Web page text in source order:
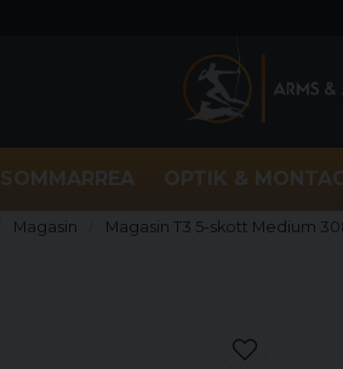
SOMMARREA OPTIK &
Magasin Magasin T3 5-skott Medium